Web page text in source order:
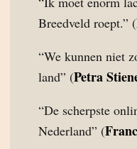
Breedveld roept.” (
“We kunnen niet
land” (Petra
“De scherpste
Nederland” (